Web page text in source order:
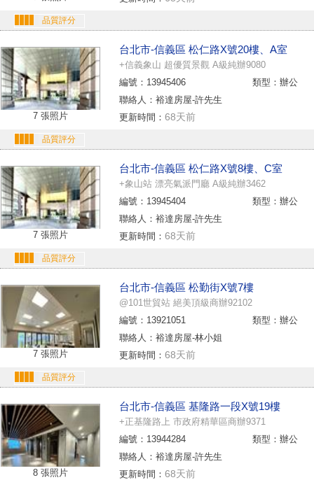
品質評分
7 張照片
台北市-信義區 松仁路X號20樓、A室
+信義象山 超優質景觀 A級純辦9080
編號：13945406
類型：辦公
聯絡人：裕達房屋-許先生
更新時間： 68天前
品質評分
7 張照片
台北市-信義區 松仁路X號8樓、C室
+象山站 漂亮氣派門廳 A級純辦3462
編號：13945404
類型：辦公
聯絡人：裕達房屋-許先生
更新時間： 68天前
品質評分
7 張照片
台北市-信義區 松勤街X號7樓
@101世貿站 絕美頂級商辦92102
編號：13921051
類型：辦公
聯絡人：裕達房屋-林小姐
更新時間： 68天前
品質評分
8 張照片
台北市-信義區 基隆路一段X號19樓
+正基隆路上 市政府精華區商辦9371
編號：13944284
類型：辦公
聯絡人：裕達房屋-許先生
更新時間： 68天前